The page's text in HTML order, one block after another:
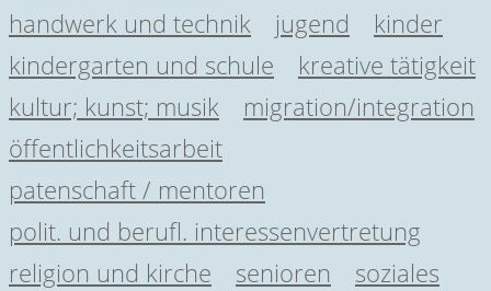
handwerk und technik
jugend
kinder
kindergarten und schule
kreative tätigkeit
kultur; kunst; musik
migration/integration
öffentlichkeitsarbeit
patenschaft / mentoren
polit. und berufl. interessenvertretung
religion und kirche
senioren
soziales